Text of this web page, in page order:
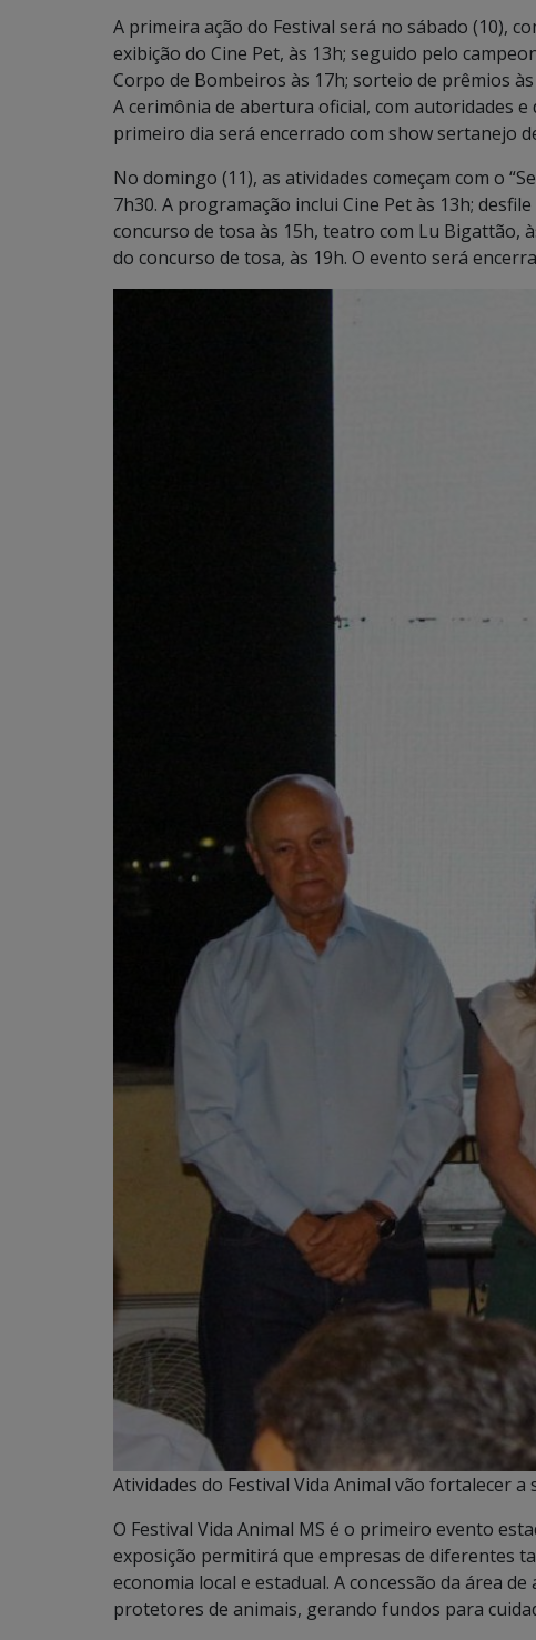
A primeira ação do Festival será no sábado (10),
exibição do Cine Pet, às 13h; seguido pelo
Corpo de Bombeiros às 17h; sorteio de prêmios
A cerimônia de abertura oficial, com autoridades e
primeiro dia será encerrado com show sertanejo
No domingo (11), as atividades começam com o
7h30. A programação inclui Cine Pet às 13h;
concurso de tosa às 15h, teatro com Lu Bigattão,
do concurso de tosa, às 19h. O evento será
Atividades do Festival Vida Animal vão fortalecer
O Festival Vida Animal MS é o primeiro evento
exposição permitirá que empresas de diferentes
economia local e estadual. A concessão da área
protetores de animais, gerando fundos para